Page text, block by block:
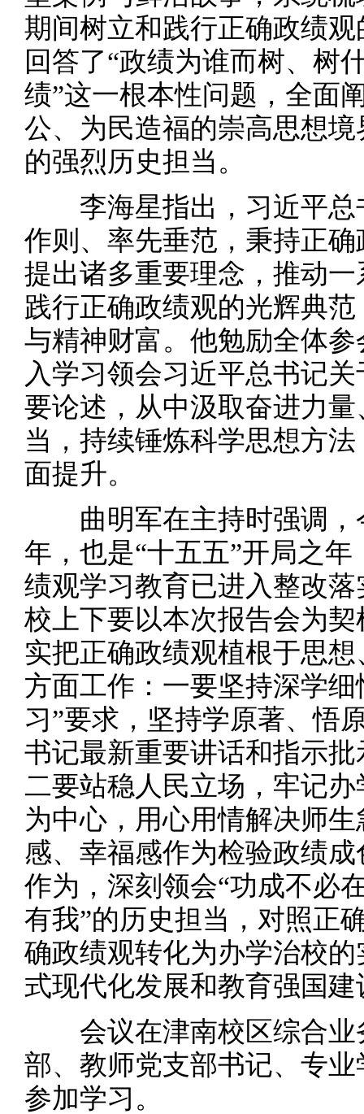
期间树立和践行正确政绩
回答了“政绩为谁而树、树
绩”这一根本性问题，全面
公、为民造福的崇高思想
的强烈历史担当。
李海星指出，习近平总
作则、率先垂范，秉持正
提出诸多重要理念，推动
践行正确政绩观的光辉典
与精神财富。他勉励全体
入学习领会习近平总书记
要论述，从中汲取奋进力
当，持续锤炼科学思想方
面提升。
曲明军在主持时强调，
年，也是“十五五”开局之
绩观学习教育已进入整改
校上下要以本次报告会为
实把正确政绩观植根于思
方面工作：一要坚持深学
习”要求，坚持学原著、悟
书记最新重要讲话和指示
二要站稳人民立场，牢记
为中心，用心用情解决师
感、幸福感作为检验政绩
作为，深刻领会“功成不必
有我”的历史担当，对照正
确政绩观转化为办学治校
式现代化发展和教育强国
会议在津南校区综合业
部、教师党支部书记、专
参加学习。